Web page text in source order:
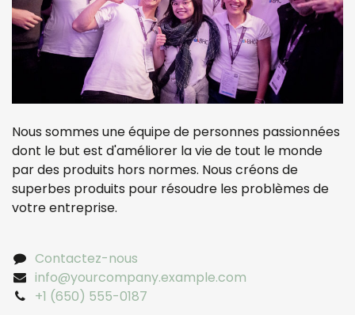
Nous sommes une équipe de personnes passionnées
dont le but est d'améliorer la vie de tout le monde
par des produits hors normes. Nous créons de
superbes produits pour résoudre les problèmes de
votre entreprise.
Contactez-nous
info@yourcompany.example.com
+1 (650) 555-0187